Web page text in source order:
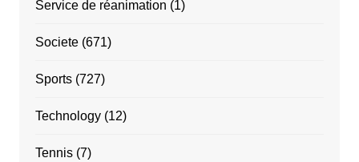
Service de réanimation (1)
Societe(671)
Sports(727)
Technology(12)
Tennis(7)